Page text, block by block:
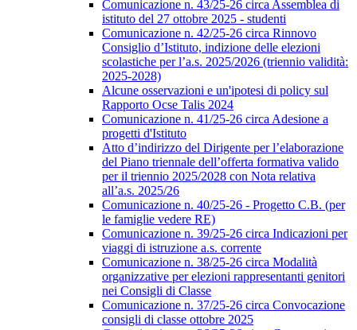
Comunicazione n. 43/25-26 circa Assemblea di
istituto del 27 ottobre 2025 - studenti
Comunicazione n. 42/25-26 circa Rinnovo
Consiglio d’Istituto, indizione delle elezioni
scolastiche per l’a.s. 2025/2026 (triennio validità:
2025-2028)
Alcune osservazioni e un'ipotesi di policy sul
Rapporto Ocse Talis 2024
Comunicazione n. 41/25-26 circa Adesione a
progetti d'Istituto
Atto d’indirizzo del Dirigente per l’elaborazione
del Piano triennale dell’offerta formativa valido
per il triennio 2025/2028 con Nota relativa
all’a.s. 2025/26
Comunicazione n. 40/25-26 - Progetto C.B. (per
le famiglie vedere RE)
Comunicazione n. 39/25-26 circa Indicazioni per
viaggi di istruzione a.s. corrente
Comunicazione n. 38/25-26 circa Modalità
organizzative per elezioni rappresentanti genitori
nei Consigli di Classe
Comunicazione n. 37/25-26 circa Convocazione
consigli di classe ottobre 2025